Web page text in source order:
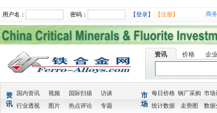
用户名： 密码： 【登录】 【注册】 商
资讯 价格 企
资
讯
国内资讯 视频 国际扫描
访谈
行业透视
图片 热点评论 专题
市
场
每日价格 钢厂采购 市场
统计数据
走势图 数据